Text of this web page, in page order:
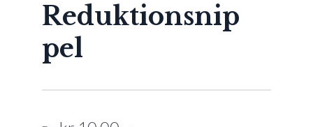
Reduktionsnip
pel